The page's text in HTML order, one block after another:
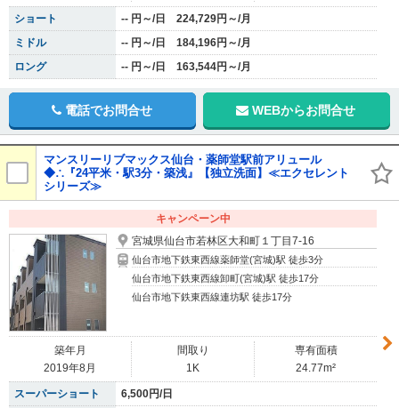
ショート
-- 円～/日 224,729円～/月
ミドル
-- 円～/日 184,196円～/月
ロング
-- 円～/日 163,544円～/月
電話でお問合せ WEBからお問合せ
マンスリーリブマックス仙台・薬師堂駅前アリュール
◆∴『24平米・駅3分・築浅』【独立洗面】≪エクセレント
シリーズ≫
キャンペーン中
宮城県仙台市若林区大和町１丁目7-16
仙台市地下鉄東西線薬師堂(宮城)駅 徒歩3分
仙台市地下鉄東西線卸町(宮城)駅 徒歩17分
仙台市地下鉄東西線連坊駅 徒歩17分
築年月
2019年8月
間取り
1K
専有面積
24.77m²
スーパーショート 6,500円/日